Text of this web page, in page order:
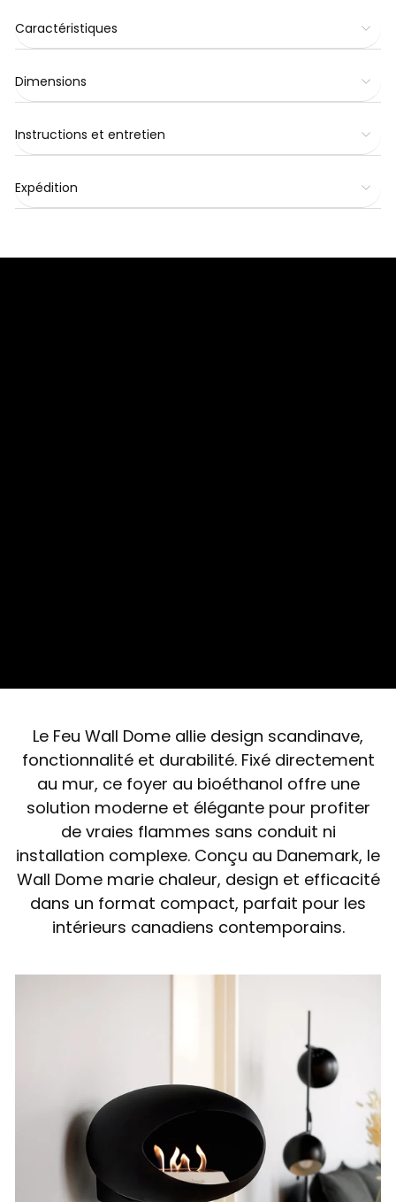
Caractéristiques
Dimensions
Instructions et entretien
Expédition
Le Feu Wall Dome allie design scandinave,
fonctionnalité et durabilité. Fixé directement
au mur, ce foyer au bioéthanol offre une
solution moderne et élégante pour profiter
de vraies flammes sans conduit ni
installation complexe. Conçu au Danemark, le
Wall Dome marie chaleur, design et efficacité
dans un format compact, parfait pour les
intérieurs canadiens contemporains.